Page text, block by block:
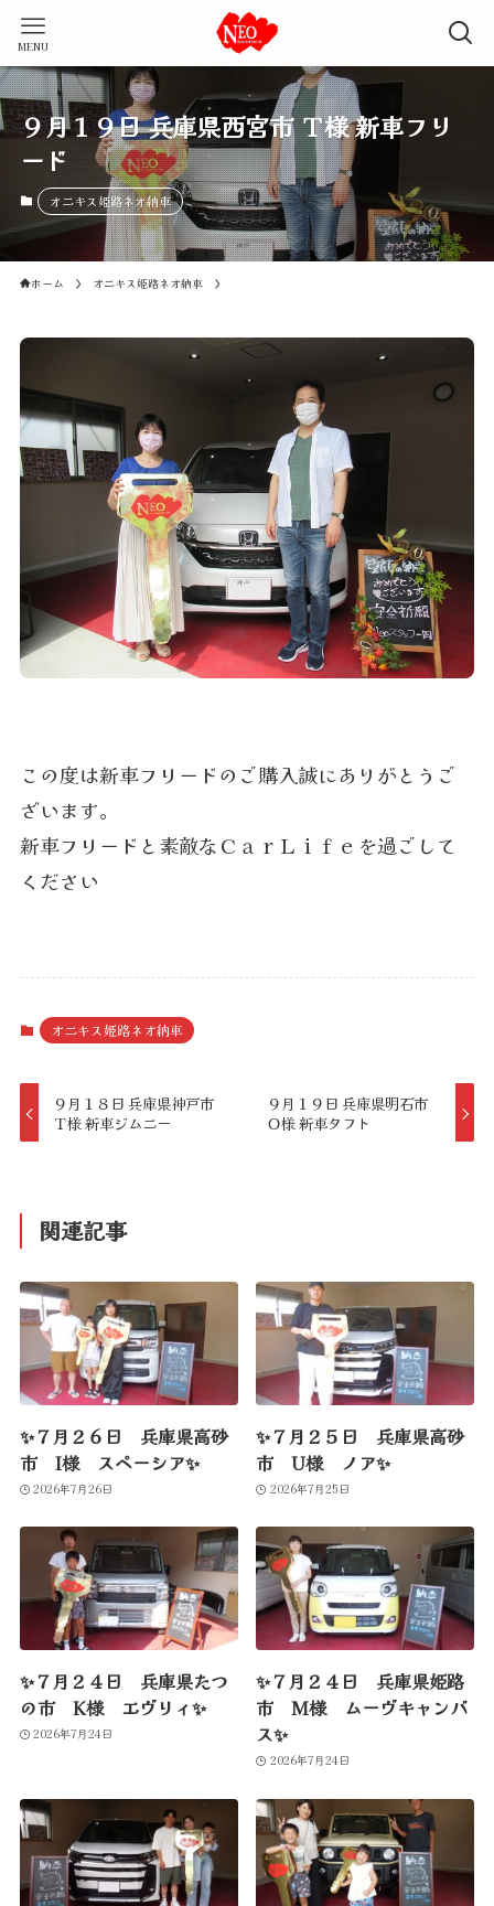
MENU
９月１９日 兵庫県西宮市 Ｔ様 新車フリ
ード
オニキス姫路ネオ納車
ホーム オニキス姫路ネオ納車
この度は新車フリードのご購入誠にありがとうご
ざいます。
新車フリードと素敵なＣａｒＬｉｆｅを過ごして
ください
オニキス姫路ネオ納車
９月１８日 兵庫県神戸市
Ｔ様 新車ジムニー
９月１９日 兵庫県明石市
Ｏ様 新車タフト
関連記事
✨７月２６日 兵庫県高砂
市 I様 スペーシア✨
2026年7月26日
✨７月２５日 兵庫県高砂
市 U様 ノア✨
2026年7月25日
✨７月２４日 兵庫県たつ
の市 K様 エヴリィ✨
2026年7月24日
✨７月２４日 兵庫県姫路
市 M様 ムーヴキャンバ
ス✨
2026年7月24日